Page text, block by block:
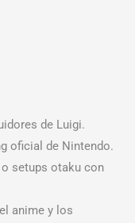
de Luigi.
oficial de Nintendo.
setups otaku con
anime y los